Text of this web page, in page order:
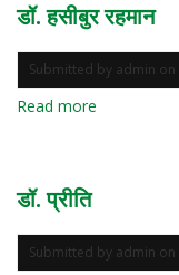
शर्मा
डॉ. हसीबुर रहमान
Submitted by admin on
Read more
डॉ. प्रीति
Submitted by admin on